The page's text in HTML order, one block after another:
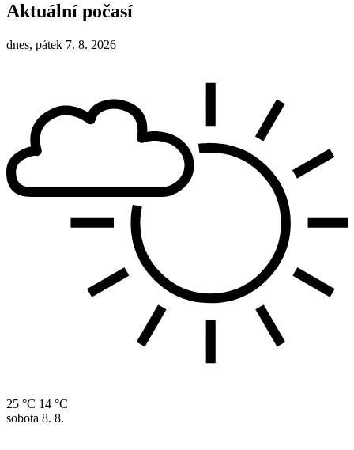
Aktuální počasí
dnes, pátek 7. 8. 2026
25 °C 14 °C
sobota 8. 8.